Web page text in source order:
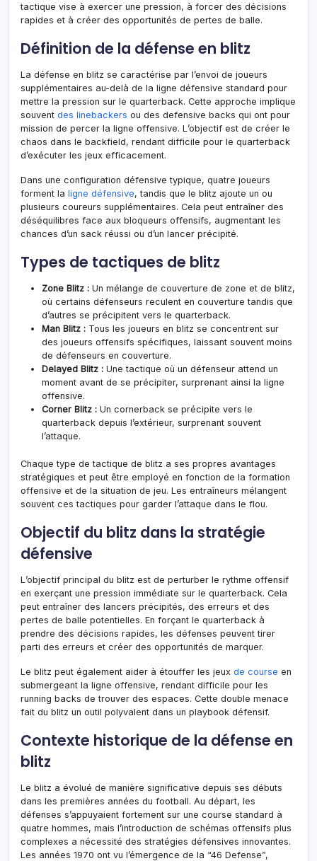
tactique vise à exercer une pression, à forcer des décisions
rapides et à créer des opportunités de pertes de balle.
Définition de la défense en blitz
La défense en blitz se caractérise par l’envoi de joueurs
supplémentaires au-delà de la ligne défensive standard pour
mettre la pression sur le quarterback. Cette approche implique
souvent des linebackers ou des defensive backs qui ont pour
mission de percer la ligne offensive. L’objectif est de créer le
chaos dans le backfield, rendant difficile pour le quarterback
d’exécuter les jeux efficacement.
Dans une configuration défensive typique, quatre joueurs
forment la ligne défensive, tandis que le blitz ajoute un ou
plusieurs coureurs supplémentaires. Cela peut entraîner des
déséquilibres face aux bloqueurs offensifs, augmentant les
chances d’un sack réussi ou d’un lancer précipité.
Types de tactiques de blitz
Zone Blitz : Un mélange de couverture de zone et de blitz,
où certains défenseurs reculent en couverture tandis que
d’autres se précipitent vers le quarterback.
Man Blitz : Tous les joueurs en blitz se concentrent sur
des joueurs offensifs spécifiques, laissant souvent moins
de défenseurs en couverture.
Delayed Blitz : Une tactique où un défenseur attend un
moment avant de se précipiter, surprenant ainsi la ligne
offensive.
Corner Blitz : Un cornerback se précipite vers le
quarterback depuis l’extérieur, surprenant souvent
l’attaque.
Chaque type de tactique de blitz a ses propres avantages
stratégiques et peut être employé en fonction de la formation
offensive et de la situation de jeu. Les entraîneurs mélangent
souvent ces tactiques pour garder l’attaque dans le flou.
Objectif du blitz dans la stratégie
défensive
L’objectif principal du blitz est de perturber le rythme offensif
en exerçant une pression immédiate sur le quarterback. Cela
peut entraîner des lancers précipités, des erreurs et des
pertes de balle potentielles. En forçant le quarterback à
prendre des décisions rapides, les défenses peuvent tirer
parti des erreurs et créer des opportunités de marquer.
Le blitz peut également aider à étouffer les jeux de course en
submergeant la ligne offensive, rendant difficile pour les
running backs de trouver des espaces. Cette double menace
fait du blitz un outil polyvalent dans un playbook défensif.
Contexte historique de la défense en
blitz
Le blitz a évolué de manière significative depuis ses débuts
dans les premières années du football. Au départ, les
défenses s’appuyaient fortement sur une course standard à
quatre hommes, mais l’introduction de schémas offensifs plus
complexes a nécessité des stratégies défensives innovantes.
Les années 1970 ont vu l’émergence de la “46 Defense”,